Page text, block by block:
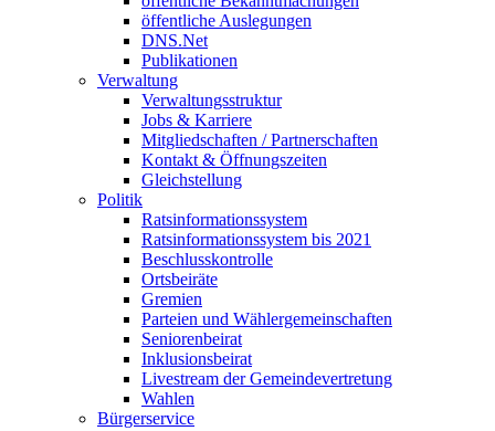
öffentliche Auslegungen
DNS.Net
Publikationen
Verwaltung
Verwaltungsstruktur
Jobs & Karriere
Mitgliedschaften / Partnerschaften
Kontakt & Öffnungszeiten
Gleichstellung
Politik
Ratsinformationssystem
Ratsinformationssystem bis 2021
Beschlusskontrolle
Ortsbeiräte
Gremien
Parteien und Wählergemeinschaften
Seniorenbeirat
Inklusionsbeirat
Livestream der Gemeindevertretung
Wahlen
Bürgerservice